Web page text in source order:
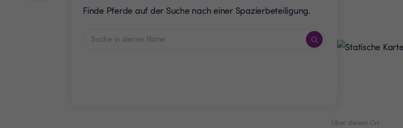
Finde Pferde auf der Suche nach einer Spazierbeteiligung.
Über diesen Ort